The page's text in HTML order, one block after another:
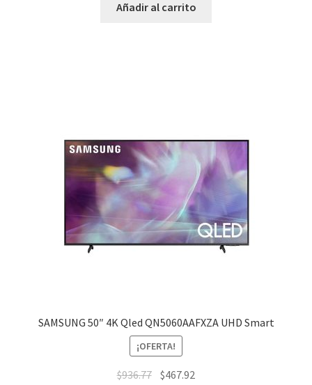
Añadir al carrito
SAMSUNG 50″ 4K Qled QN5060AAFXZA UHD Smart
¡OFERTA!
$936.77 $467.92